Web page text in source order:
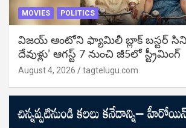
MOVIES POLITICS
విజ‌య్ ఆంటోని ఫ్యామిలీ బ్లాక్ బ‌స్ట‌ర్‌
దేవుళ్లు’ ఆగస్ట్ 7 నుంచి జీ5లో స్ట్రీమింగ్
August 4, 2026 tagtelugu.com